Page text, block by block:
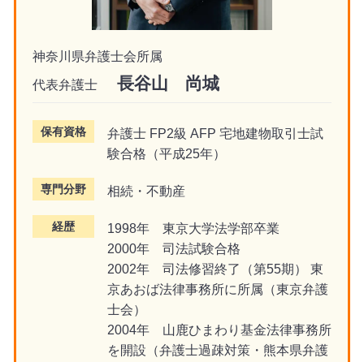
神奈川県弁護士会所属
代表弁護士
長谷山 尚城
保有資格
弁護士 FP2級 AFP 宅地建物取引士試
験合格（平成25年）
専門分野 相続・不動産
経歴
1998年 東京大学法学部卒業
2000年 司法試験合格
2002年 司法修習終了（第55期） 東
京あおば法律事務所に所属（東京弁護
士会）
2004年 山鹿ひまわり基金法律事務所
を開設（弁護士過疎対策・熊本県弁護